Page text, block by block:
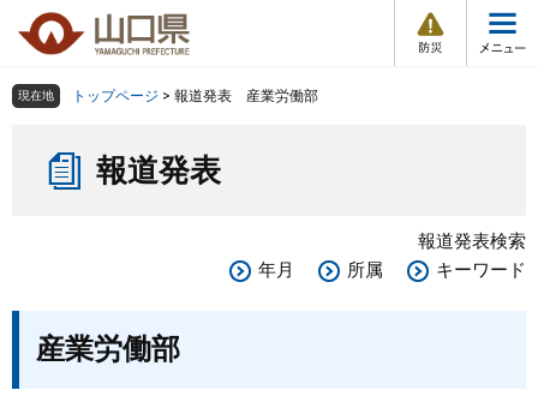
の
ー
メ
組織で探す
Other Languages
くらし・環境
現在地 トップページ > 報道発表 産業労働部
報道発表
報道発表検索
年月
所属 キーワード
産業労働部